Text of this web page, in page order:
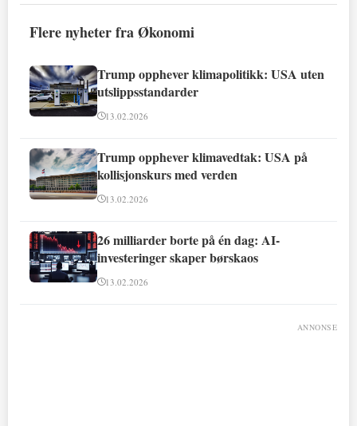
Flere nyheter fra Økonomi
Trump opphever klimapolitikk: USA uten
utslippsstandarder
13.02.2026
Trump opphever klimavedtak: USA på
kollisjonskurs med verden
13.02.2026
26 milliarder borte på én dag: AI-
investeringer skaper børskaos
13.02.2026
ANNONSE